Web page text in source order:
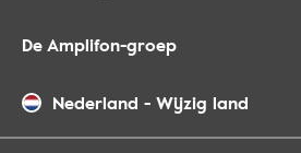
De Amplifon-groep
Nederland - Wijzig land